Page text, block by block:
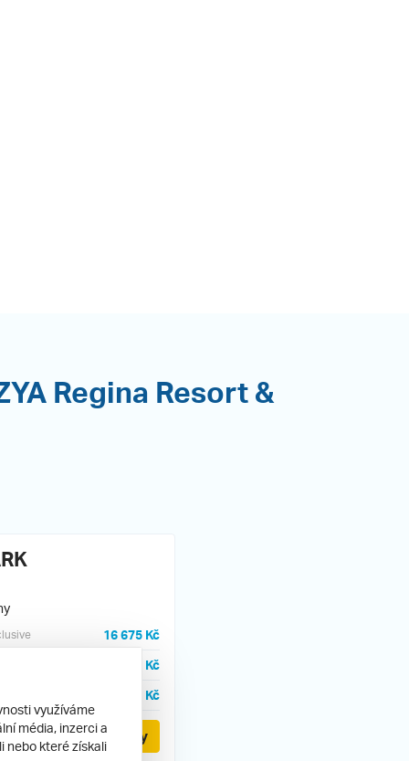
Regina Resort &
16 675 Kč
16 935 Kč
19 825 Kč
Detail a termíny
využíváme
média, inzerci a
nebo které získali